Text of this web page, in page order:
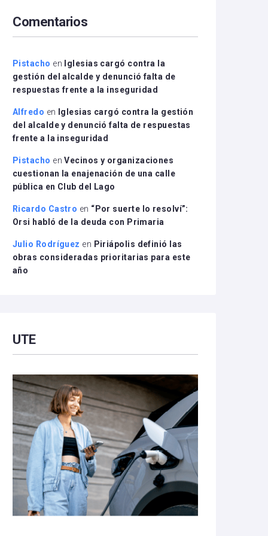
disminuir
el
Comentarios
Pistacho en
Iglesias cargó contra la
gestión del alcalde y denunció falta de
respuestas frente a la inseguridad
Alfredo en
Iglesias cargó contra la gestión
del alcalde y denunció falta de respuestas
frente a la inseguridad
Pistacho enVecinos y organizaciones
cuestionan la enajenación de una calle
pública en Club del Lago
Ricardo Castro en “Por suerte lo resolví”:
Orsi habló de la deuda con Primaria
Julio Rodríguez en Piriápolis definió las
obras consideradas prioritarias para este
año
UTE